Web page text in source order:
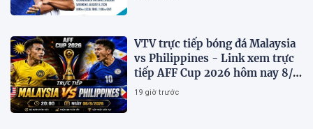
VTV trực tiếp bóng đá Malaysia
vs Philippines - Link xem trực
tiếp AFF Cup 2026 hôm nay 8/8
trên VTV7
19 giờ trước